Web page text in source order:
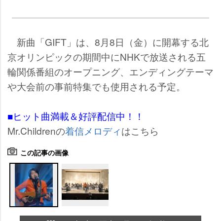
新曲「GIFT」は、8月8日（金）に開幕する北
京オリンピックの期間中にNHKで放送される五
輪関係番組のオープニング、エンディングテーマ
大会前の事前特集でも使用される予定。
■ヒット曲満載＆好評配信中！！
Mr.Childrenの着信メロディはこちら
この記事の画像